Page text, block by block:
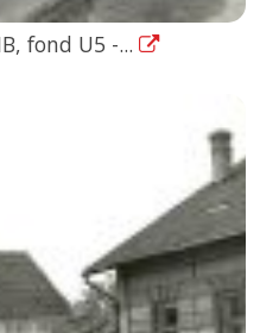
fond U5 -...